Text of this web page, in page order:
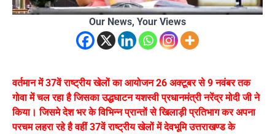
Our News, Your Views
वर्तमान में 37वें राष्ट्रीय खेलों का आयोजन 26 अक्टूबर से 9 नवंबर तक
गोवा में चल रहा है जिसका उद्धघाटन यशस्वी प्रधानमंत्री नरेंद्र मोदी जी ने
किया। जिसमे देश भर के विभिन्न प्रान्तों से खिलाड़ी प्रतिभाग कर अपना
परचम लहरा रहे है वहीं 37वें राष्ट्रीय खेलों में देवभूमि उत्तराखण्ड के